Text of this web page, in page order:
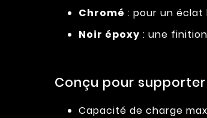
Chromé : pour un
Noir époxy : une
Conçu pour
Capacité de charge